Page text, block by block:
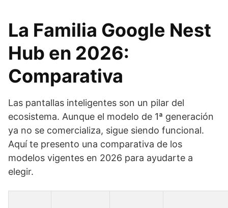
La Familia Google Nest
Hub en 2026:
Comparativa
Las pantallas inteligentes son un pilar del
ecosistema. Aunque el modelo de 1ª generación
ya no se comercializa, sigue siendo funcional.
Aquí te presento una comparativa de los
modelos vigentes en 2026 para ayudarte a
elegir.